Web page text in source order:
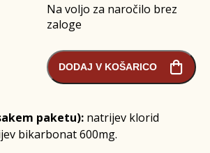
Na voljo za naročilo brez
zaloge
DODAJ V KOŠARICO
paketu): natrijev klorid
bikarbonat 600mg.